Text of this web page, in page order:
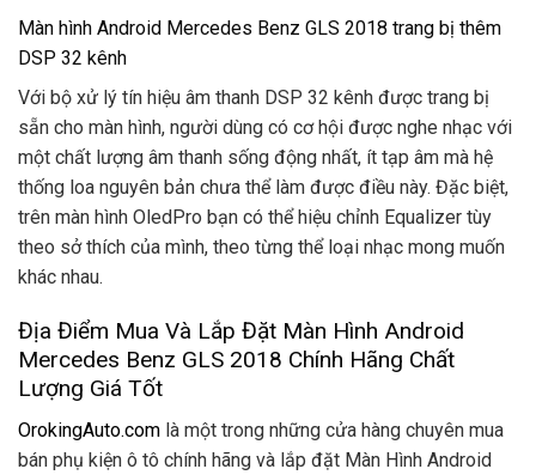
Màn hình Android Mercedes Benz GLS 2018 trang bị thêm
DSP 32 kênh
Với bộ xử lý tín hiệu âm thanh DSP 32 kênh được trang bị
sẵn cho màn hình, người dùng có cơ hội được nghe nhạc với
một chất lượng âm thanh sống động nhất, ít tạp âm mà hệ
thống loa nguyên bản chưa thể làm được điều này. Đặc biệt,
trên màn hình OledPro bạn có thể hiệu chỉnh Equalizer tùy
theo sở thích của mình, theo từng thể loại nhạc mong muốn
khác nhau.
Địa Điểm Mua Và Lắp Đặt Màn Hình Android
Mercedes Benz GLS 2018 Chính Hãng Chất
Lượng Giá Tốt
OrokingAuto.com là một trong những cửa hàng chuyên mua
bán phụ kiện ô tô chính hãng và lắp đặt Màn Hình Android